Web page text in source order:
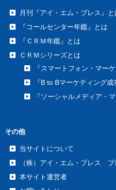
月刊『アイ・エム・プレス』と
『コールセンター年鑑』とは
『ＣＲＭ年鑑』とは
ＣＲＭシリーズとは
『スマートフォン・マー
『B to Bマーケティング成
『ソーシャルメディア・
その他
当サイトについて
（株）アイ・エム・プレス プ
本サイト運営者